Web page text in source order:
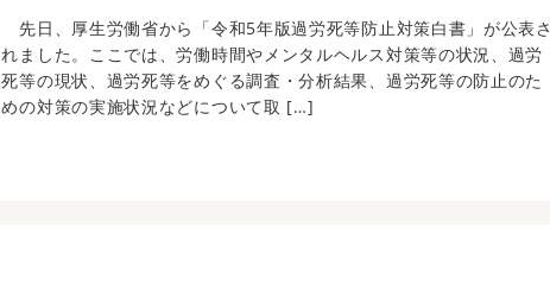
先日、厚生労働省から「令和5年版過労死等防止対策白書」が公表さ
れました。ここでは、労働時間やメンタルヘルス対策等の状況、過労
死等の現状、過労死等をめぐる調査・分析結果、過労死等の防止のた
めの対策の実施状況などについて取 […]